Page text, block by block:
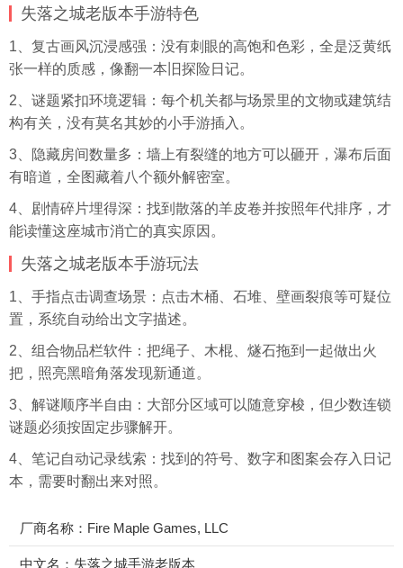
失落之城老版本手游特色
1、复古画风沉浸感强：没有刺眼的高饱和色彩，全是泛黄纸
张一样的质感，像翻一本旧探险日记。
2、谜题紧扣环境逻辑：每个机关都与场景里的文物或建筑结
构有关，没有莫名其妙的小手游插入。
3、隐藏房间数量多：墙上有裂缝的地方可以砸开，瀑布后面
有暗道，全图藏着八个额外解密室。
4、剧情碎片埋得深：找到散落的羊皮卷并按照年代排序，才
能读懂这座城市消亡的真实原因。
失落之城老版本手游玩法
1、手指点击调查场景：点击木桶、石堆、壁画裂痕等可疑位
置，系统自动给出文字描述。
2、组合物品栏软件：把绳子、木棍、燧石拖到一起做出火
把，照亮黑暗角落发现新通道。
3、解谜顺序半自由：大部分区域可以随意穿梭，但少数连锁
谜题必须按固定步骤解开。
4、笔记自动记录线索：找到的符号、数字和图案会存入日记
本，需要时翻出来对照。
厂商名称：Fire Maple Games, LLC
中文名：失落之城手游老版本